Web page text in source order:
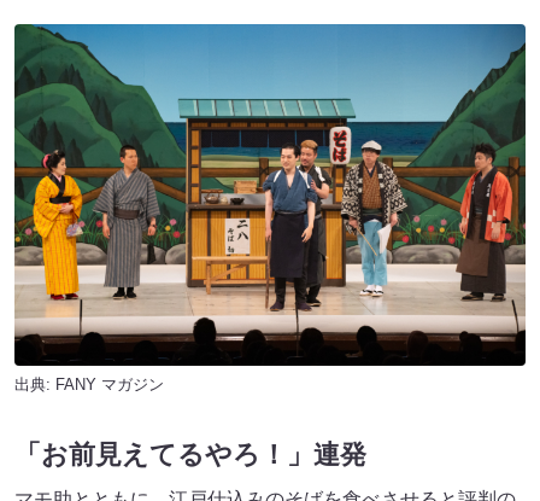
出典: FANY マガジン
「お前見えてるやろ！」連発